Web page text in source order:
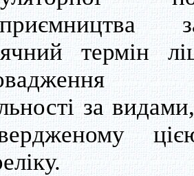
термін
за